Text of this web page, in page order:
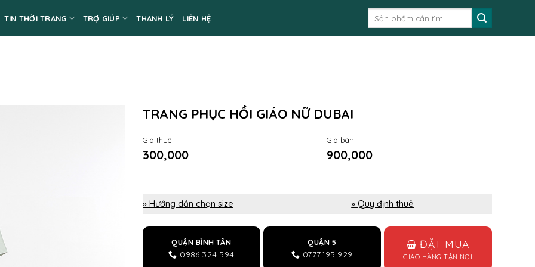
TIN THỜI TRANG TRỢ GIÚP THANH LÝ LIÊN HỆ
TRANG PHỤC HỒI GIÁO NỮ DUBAI
Giá thuê:
300,000
Giá bán:
900,000
» Hướng dẫn chọn size » Quy định thuê
QUẬN BÌNH TÂN
0986.324.594
QUẬN 5
0777.195.929
ĐẶT MUA
GIAO HÀNG TẬN NƠI